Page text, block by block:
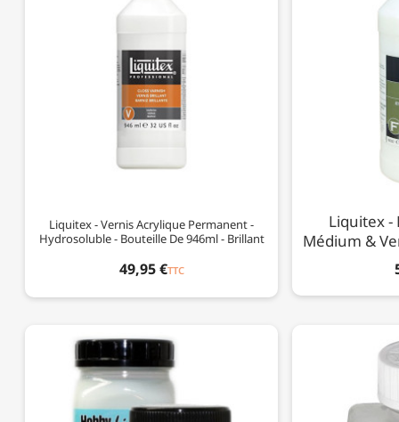
Liquitex - Vernis Acrylique Permanent -
Hydrosoluble - Bouteille De 946ml - Brillant
49,95 €TTC
Liquitex -
Médium &